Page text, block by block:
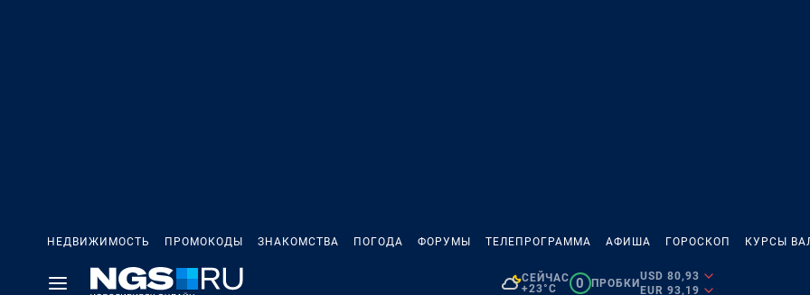
НЕДВИЖИМОСТЬ ПРОМОКОДЫ ЗНАКОМСТВА ПОГОДА ФОРУМЫ ТЕЛЕПРОГРАММА АФИША ГОРОСКОП КУРСЫ
СЕЙЧАС
+23°C
0 ПРОБКИ
USD 80,93
EUR 93,19